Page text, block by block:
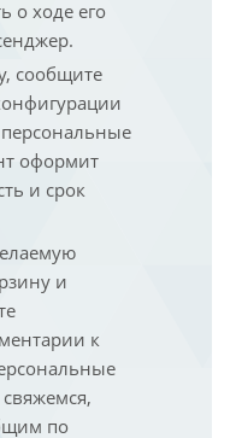
о ходе его
сообщите
оформит
и срок
и
к
по